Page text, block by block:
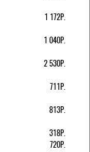
1 172Р.
1 040Р.
2 530Р.
711Р.
813Р.
318Р.
720Р.